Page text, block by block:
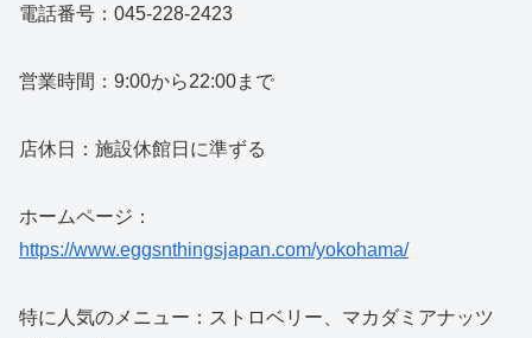
電話番号：045-228-2423
営業時間：9:00から22:00まで
店休日：施設休館日に準ずる
ホームページ：
https://www.eggsnthingsjapan.com/yokohama/
特に人気のメニュー：ストロベリー、マカダミアナッツ